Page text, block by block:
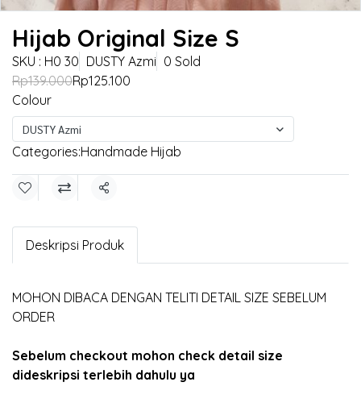
Hijab Original Size S
SKU : H0 30 DUSTY Azmi 0 Sold
Rp139.000Rp125.100
Colour
DUSTY Azmi
Categories:Handmade Hijab
Share
Deskripsi Produk
MOHON DIBACA DENGAN TELITI DETAIL SIZE SEBELUM
ORDER
Sebelum checkout mohon check detail size
dideskripsi terlebih dahulu ya